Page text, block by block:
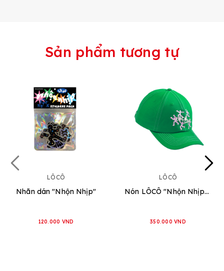
Sản phẩm tương tự
LÔCÔ
Nhãn dán "Nhộn Nhịp"
120.000 VND
LÔCÔ
Nón LÔCÔ "Nhộn Nhịp" [Xanh Lá]
350.000 VND